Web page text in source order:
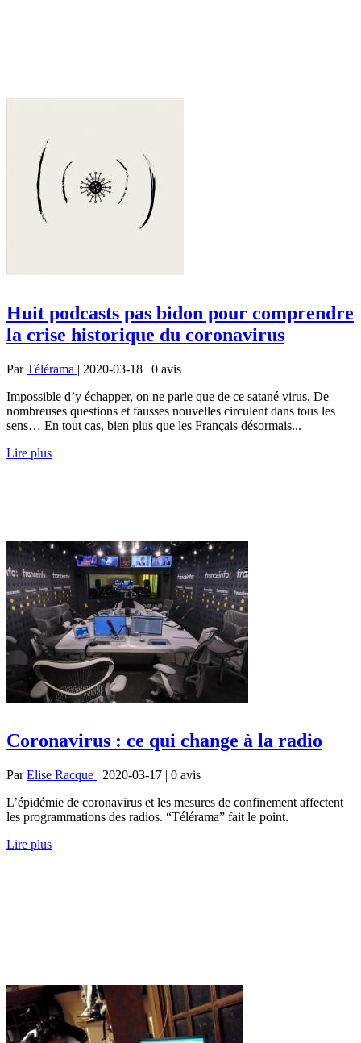
Huit podcasts pas bidon pour comprendre
la crise historique du coronavirus
ParTélérama | 2020-03-18 | 0 avis
Impossible d’y échapper, on ne parle que de ce satané virus. De
nombreuses questions et fausses nouvelles circulent dans tous les
sens… En tout cas, bien plus que les Français désormais...
Lire plus
Coronavirus : ce qui change à la radio
ParElise Racque | 2020-03-17 | 0 avis
L’épidémie de coronavirus et les mesures de confinement affectent
les programmations des radios. “Télérama” fait le point.
Lire plus